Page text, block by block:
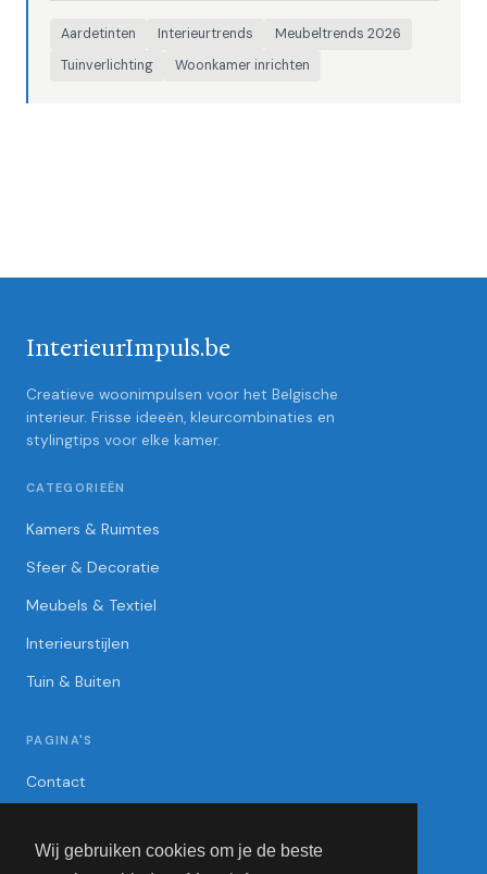
Wij gebruiken cookies om je de beste
Aardetinten Interieurtrends
Meubeltrends 2026
Tuinverlichting
Woonkamer inrichten
InterieurImpuls.be
Creatieve woonimpulsen voor het Belgische
interieur. Frisse ideeën, kleurcombinaties en
stylingtips voor elke kamer.
CATEGORIEËN
Kamers & Ruimtes
Sfeer & Decoratie
Meubels & Textiel
Interieurstijlen
Tuin & Buiten
PAGINA'S
Contact
Algemene Voorwaarden